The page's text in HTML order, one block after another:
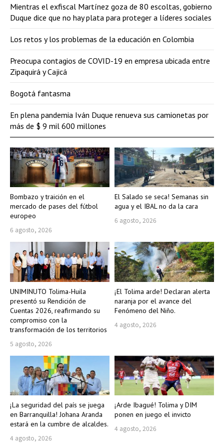
Bombazo y traición en el
mercado de pases del fútbol
europeo
6 agosto, 2026
El Salado se seca! Semanas sin
agua y el IBAL no da la cara
6 agosto, 2026
UNIMINUTO Tolima-Huila
presentó su Rendición de
Cuentas 2026, reafirmando su
compromiso con la
transformación de los territorios
5 agosto, 2026
¡El Tolima arde! Declaran alerta
naranja por el avance del
Fenómeno del Niño.
4 agosto, 2026
¡La seguridad del país se juega
en Barranquilla! Johana Aranda
estará en la cumbre de alcaldes.
4 agosto, 2026
¡Arde Ibagué! Tolima y DIM
ponen en juego el invicto
4 agosto, 2026
Mientras el exfiscal Martínez goza de 80 escoltas, gobierno
Duque dice que no hay plata para proteger a líderes sociales
Los retos y los problemas de la educación en Colombia
Preocupa contagios de COVID-19 en empresa ubicada entre
Zipaquirá y Cajicá
Bogotá fantasma
En plena pandemia Iván Duque renueva sus camionetas por
más de $ 9 mil 600 millones